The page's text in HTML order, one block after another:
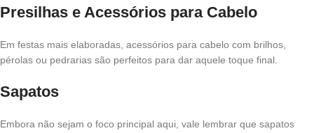
Presilhas e Acessórios para Cabelo
Em festas mais elaboradas, acessórios para cabelo com brilhos,
pérolas ou pedrarias são perfeitos para dar aquele toque final.
Sapatos
Embora não sejam o foco principal aqui, vale lembrar que sapatos